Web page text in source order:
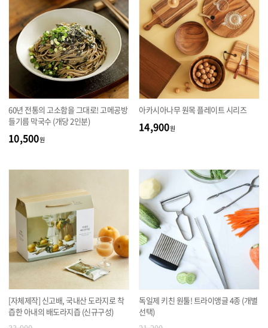
60년 전통의 고소함을 그대로! 고메공방
들기름 막국수 (개당 2인분)
10,500원
아카시아나무 원목 플레이트 시리즈
14,900원
[자체제작] 신고배, 국내산 도라지로 착
즙한 아내의 배도라지즙 (신규구성)
독일제 키친 원툴! 트라이앵글 4종 (개별
선택)